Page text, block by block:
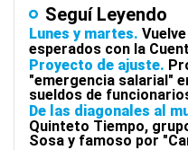
Seguí Leyendo
Lunes y martes
esperados con la
Proyecto de ajuste
"emergencia salarial"
sueldos de
De las diagonales al
Quinteto Tiempo,
Sosa y famoso por